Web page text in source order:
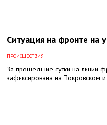
Ситуация на фронте на
ПРОИСШЕСТВИЯ
За прошедшие сутки на линии
зафиксирована на Покровском